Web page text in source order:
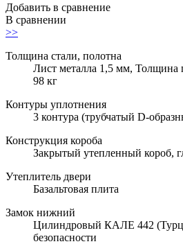
Добавить в сравнение
В сравнении
>>
Толщина стали, полотна
Лист металла 1,5 мм, Толщина
98 кг
Контуры уплотнения
3 контура (трубчатый D-
Конструкция короба
Закрытый утепленный короб,
Утеплитель двери
Базальтовая плита
Замок нижний
Цилиндровый КАЛЕ 442
безопасности